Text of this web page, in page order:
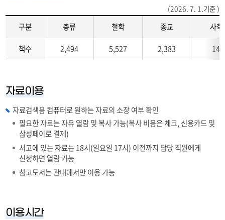
(2026. 7. 1.기준 )
자
현
황
구분 총류 철학 종교
사회
책수
2,494 5,527 2,383
자료이용
자료검색용 컴퓨터로 원하는 자료의 소장 여부 확인
필요한 자료는 자유 열람 및 복사 가능(복사 비용은 체크, 신용카드 및
삼성페이로 결제)
서고에 있는 자료는18시(일요일 17시) 이전까지 담당 직원에게
신청하면 열람 가능
참고도서는 관내에서만 이용 가능
이용시간